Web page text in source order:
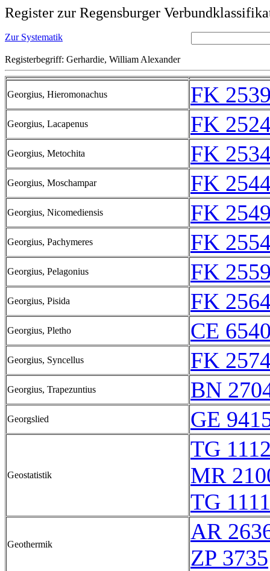
Register zur Regensburger
Zur Systematik
Registerbegriff: Gerhardie, William Alexander
Georgius, Hieromonachus FK
Georgius, Lacapenus FK
Georgius, Metochita FK
Georgius, Moschampar FK
Georgius, Nicomediensis FK
Georgius, Pachymeres FK
Georgius, Pelagonius FK
Georgius, Pisida FK
Georgius, Pletho CE
Georgius, Syncellus FK
Georgius, Trapezuntius BN
Georgslied GE
Geostatistik
TG
MR
TG 1111
Geothermik
AR
ZP 3735